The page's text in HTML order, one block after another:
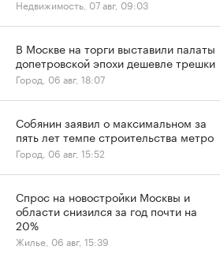
Недвижимость, 07 авг, 09:03
В Москве на торги выставили палаты
допетровской эпохи дешевле трешки
Город, 06 авг, 18:07
Собянин заявил о максимальном за
пять лет темпе строительства метро
Город, 06 авг, 15:52
Спрос на новостройки Москвы и
области снизился за год почти на
20%
Жилье, 06 авг, 15:39